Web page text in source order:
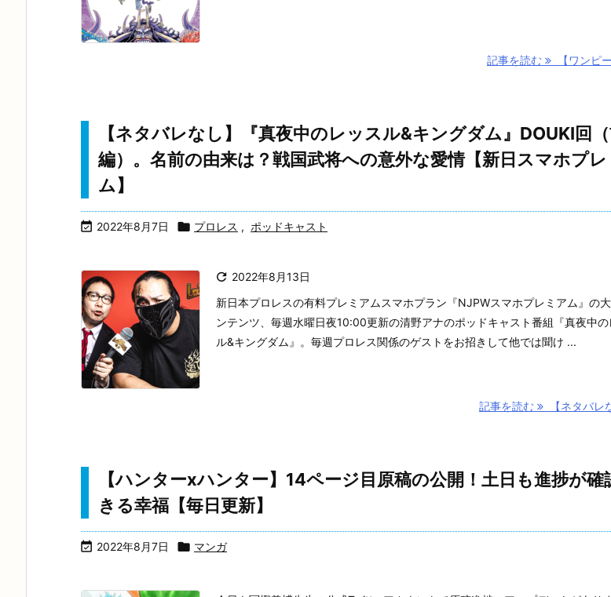
記事を読む 【ワンピ
【ネタバレなし】『真夜中のレッスル&キングダム』DOUKI回
編）。名前の由来は？戦国武将への意外な愛情【新日スマホプ
ム】
 2022年8月7日  プロレス , ポッドキャスト
 2022年8月13日
新日本プロレスの有料プレミアムスマホプラン『NJPWスマホプレミアム』の
ンテンツ、毎週水曜日夜10:00更新の清野アナのポッドキャスト番組『真夜中の
ル&キングダム』。毎週プロレス関係のゲストをお招きして他では聞け ...
記事を読む 【ネタバレ
【ハンターxハンター】14ページ目原稿の公開！土日も進捗が確
きる幸福【毎日更新】
 2022年8月7日  マンガ